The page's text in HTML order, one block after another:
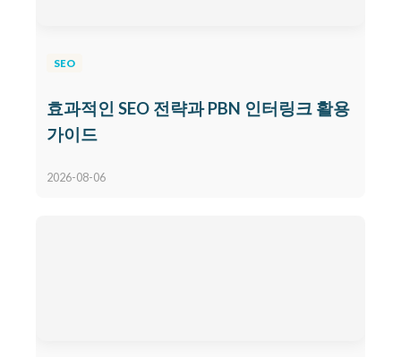
SEO
효과적인 SEO 전략과 PBN 인터링크 활용
가이드
2026-08-06